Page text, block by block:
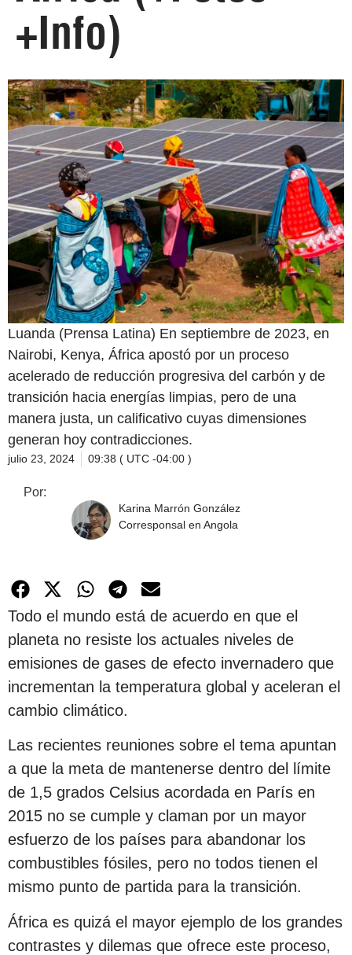
+Info)
Luanda (Prensa Latina) En septiembre de 2023, en
Nairobi, Kenya, África apostó por un proceso
acelerado de reducción progresiva del carbón y de
transición hacia energías limpias, pero de una
manera justa, un calificativo cuyas dimensiones
generan hoy contradicciones.
julio 23, 2024 09:38 ( UTC -04:00 )
Por:
Karina Marrón González
Corresponsal en Angola
Todo el mundo está de acuerdo en que el
planeta no resiste los actuales niveles de
emisiones de gases de efecto invernadero que
incrementan la temperatura global y aceleran el
cambio climático.
Las recientes reuniones sobre el tema apuntan
a que la meta de mantenerse dentro del límite
de 1,5 grados Celsius acordada en París en
2015 no se cumple y claman por un mayor
esfuerzo de los países para abandonar los
combustibles fósiles, pero no todos tienen el
mismo punto de partida para la transición.
África es quizá el mayor ejemplo de los grandes
contrastes y dilemas que ofrece este proceso,